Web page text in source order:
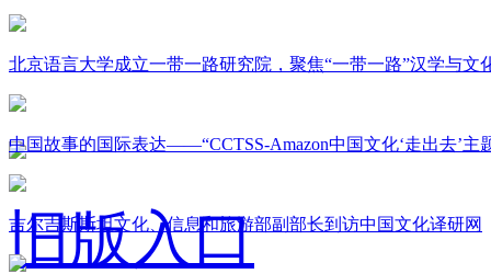
北京语言大学成立一带一路研究院，聚焦“一带一路”汉学与文
中国故事的国际表达——“CCTSS-Amazon中国文化‘走出去’主
吉尔吉斯斯坦文化、信息和旅游部副部长到访中国文化译研网
旧版入口